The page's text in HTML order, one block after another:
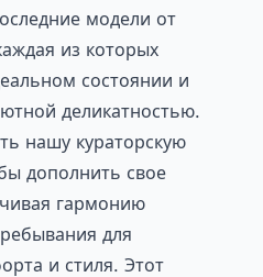
модели от
из которых
состоянии и
деликатностью.
нашу кураторскую
дополнить свое
гармонию
для
и стиля. Этот